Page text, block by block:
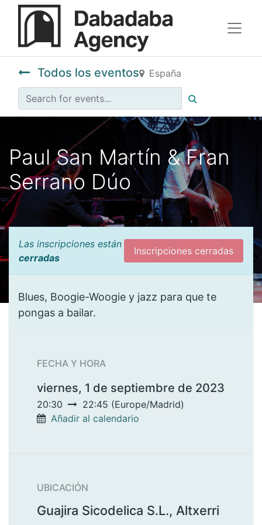
Todos los eventos España
Paul San Martín & Fran
Serrano Dúo
Las inscripciones están
cerradas
Inscripciones cerradas
Blues, Boogie-Woogie y jazz para que te
pongas a bailar.
FECHA Y HORA
viernes, 1 de septiembre de 2023
20:30 22:45 (Europe/Madrid)
Añadir al calendario
UBICACIÓN
Guajira Sicodelica S.L., Altxerri